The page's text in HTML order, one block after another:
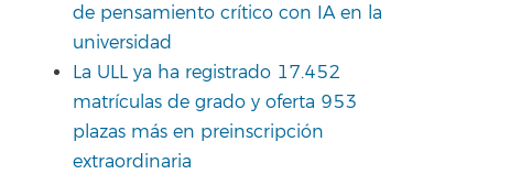
de pensamiento crítico con IA en la
universidad
La ULL ya ha registrado 17.452
matrículas de grado y oferta 953
plazas más en preinscripción
extraordinaria